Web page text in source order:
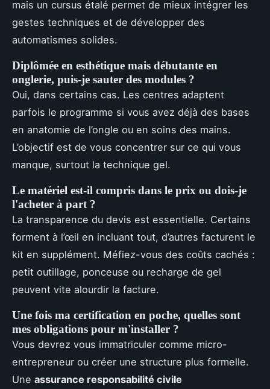
mais un cursus étalé permet de mieux intégrer les
gestes techniques et de développer des
automatismes solides.
Diplômée en esthétique mais débutante en
onglerie, puis-je sauter des modules ?
Oui, dans certains cas. Les centres adaptent
parfois le programme si vous avez déjà des bases
en anatomie de l’ongle ou en soins des mains.
L’objectif est de vous concentrer sur ce qui vous
manque, surtout la technique gel.
Le matériel est-il compris dans le prix ou dois-je
l'acheter à part ?
La transparence du devis est essentielle. Certains
forment à l’œil en incluant tout, d’autres facturent le
kit en supplément. Méfiez-vous des coûts cachés :
petit outillage, ponceuse ou recharge de gel
peuvent vite alourdir la facture.
Une fois ma certification en poche, quelles sont
mes obligations pour m'installer ?
Vous devrez vous immatriculer comme micro-
entrepreneur ou créer une structure plus formelle.
Une assurance responsabilité civile